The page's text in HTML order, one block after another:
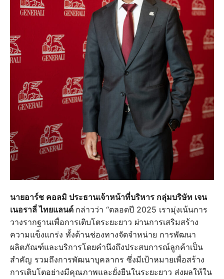
นายอาร์ช คอลมิ ประธานเจ้าหน้าที่บริหาร กลุ่มบริษัท เจน
เนอราลี่ ไทยแลนด์ กล่าวว่า “ตลอดปี 2025 เรามุ่งเน้นการ
วางรากฐานเพื่อการเติบโตระยะยาว ผ่านการเสริมสร้าง
ความแข็งแกร่ง ทั้งด้านช่องทางจัดจำหน่าย การพัฒนา
ผลิตภัณฑ์และบริการโดยคำนึงถึงประสบการณ์ลูกค้าเป็น
สำคัญ รวมถึงการพัฒนาบุคลากร ซึ่งมีเป้าหมายเพื่อสร้าง
การเติบโตอย่างมีคุณภาพและยั่งยืนในระยะยาว ส่งผลให้ใน